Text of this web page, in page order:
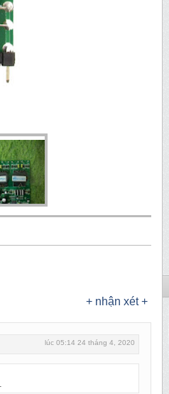
+ nhận xét +
lúc 05:14 24 tháng 4, 2020